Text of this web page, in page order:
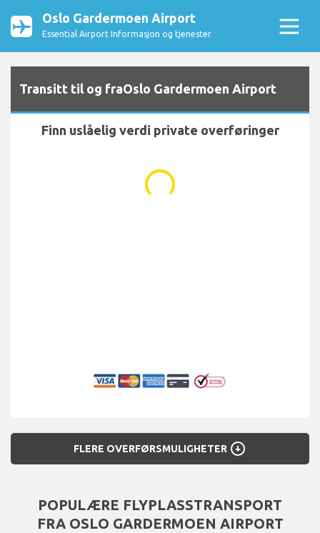
Oslo Gardermoen Airport
Essential Airport Informasjon og tjenester
Transitt til og fraOslo Gardermoen Airport
Finn uslåelig verdi private overføringer
...
FLERE OVERFØRSMULIGHETER arrow_circle_down
POPULÆRE FLYPLASSTRANSPORT
FRA OSLO GARDERMOEN AIRPORT